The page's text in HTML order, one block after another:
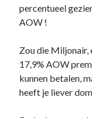
september 2012
mei 2012
februari 2012
percentueel
AOW !
Zou die Miljonair,
17,9% AOW
kunnen betalen,
heeft je liever